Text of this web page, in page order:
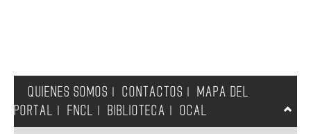
QUIENES SOMOS CONTACTOS
MAPA DEL
PORTAL
FNCL BIBLIOTECA OCAL